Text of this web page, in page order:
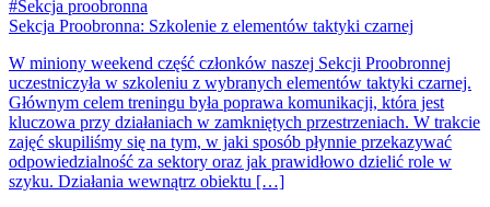
#Sekcja proobronna
Sekcja Proobronna: Szkolenie z elementów taktyki czarnej
W miniony weekend część członków naszej Sekcji Proobronnej
uczestniczyła w szkoleniu z wybranych elementów taktyki czarnej.
Głównym celem treningu była poprawa komunikacji, która jest
kluczowa przy działaniach w zamkniętych przestrzeniach. W trakcie
zajęć skupiliśmy się na tym, w jaki sposób płynnie przekazywać
odpowiedzialność za sektory oraz jak prawidłowo dzielić role w
szyku. Działania wewnątrz obiektu […]